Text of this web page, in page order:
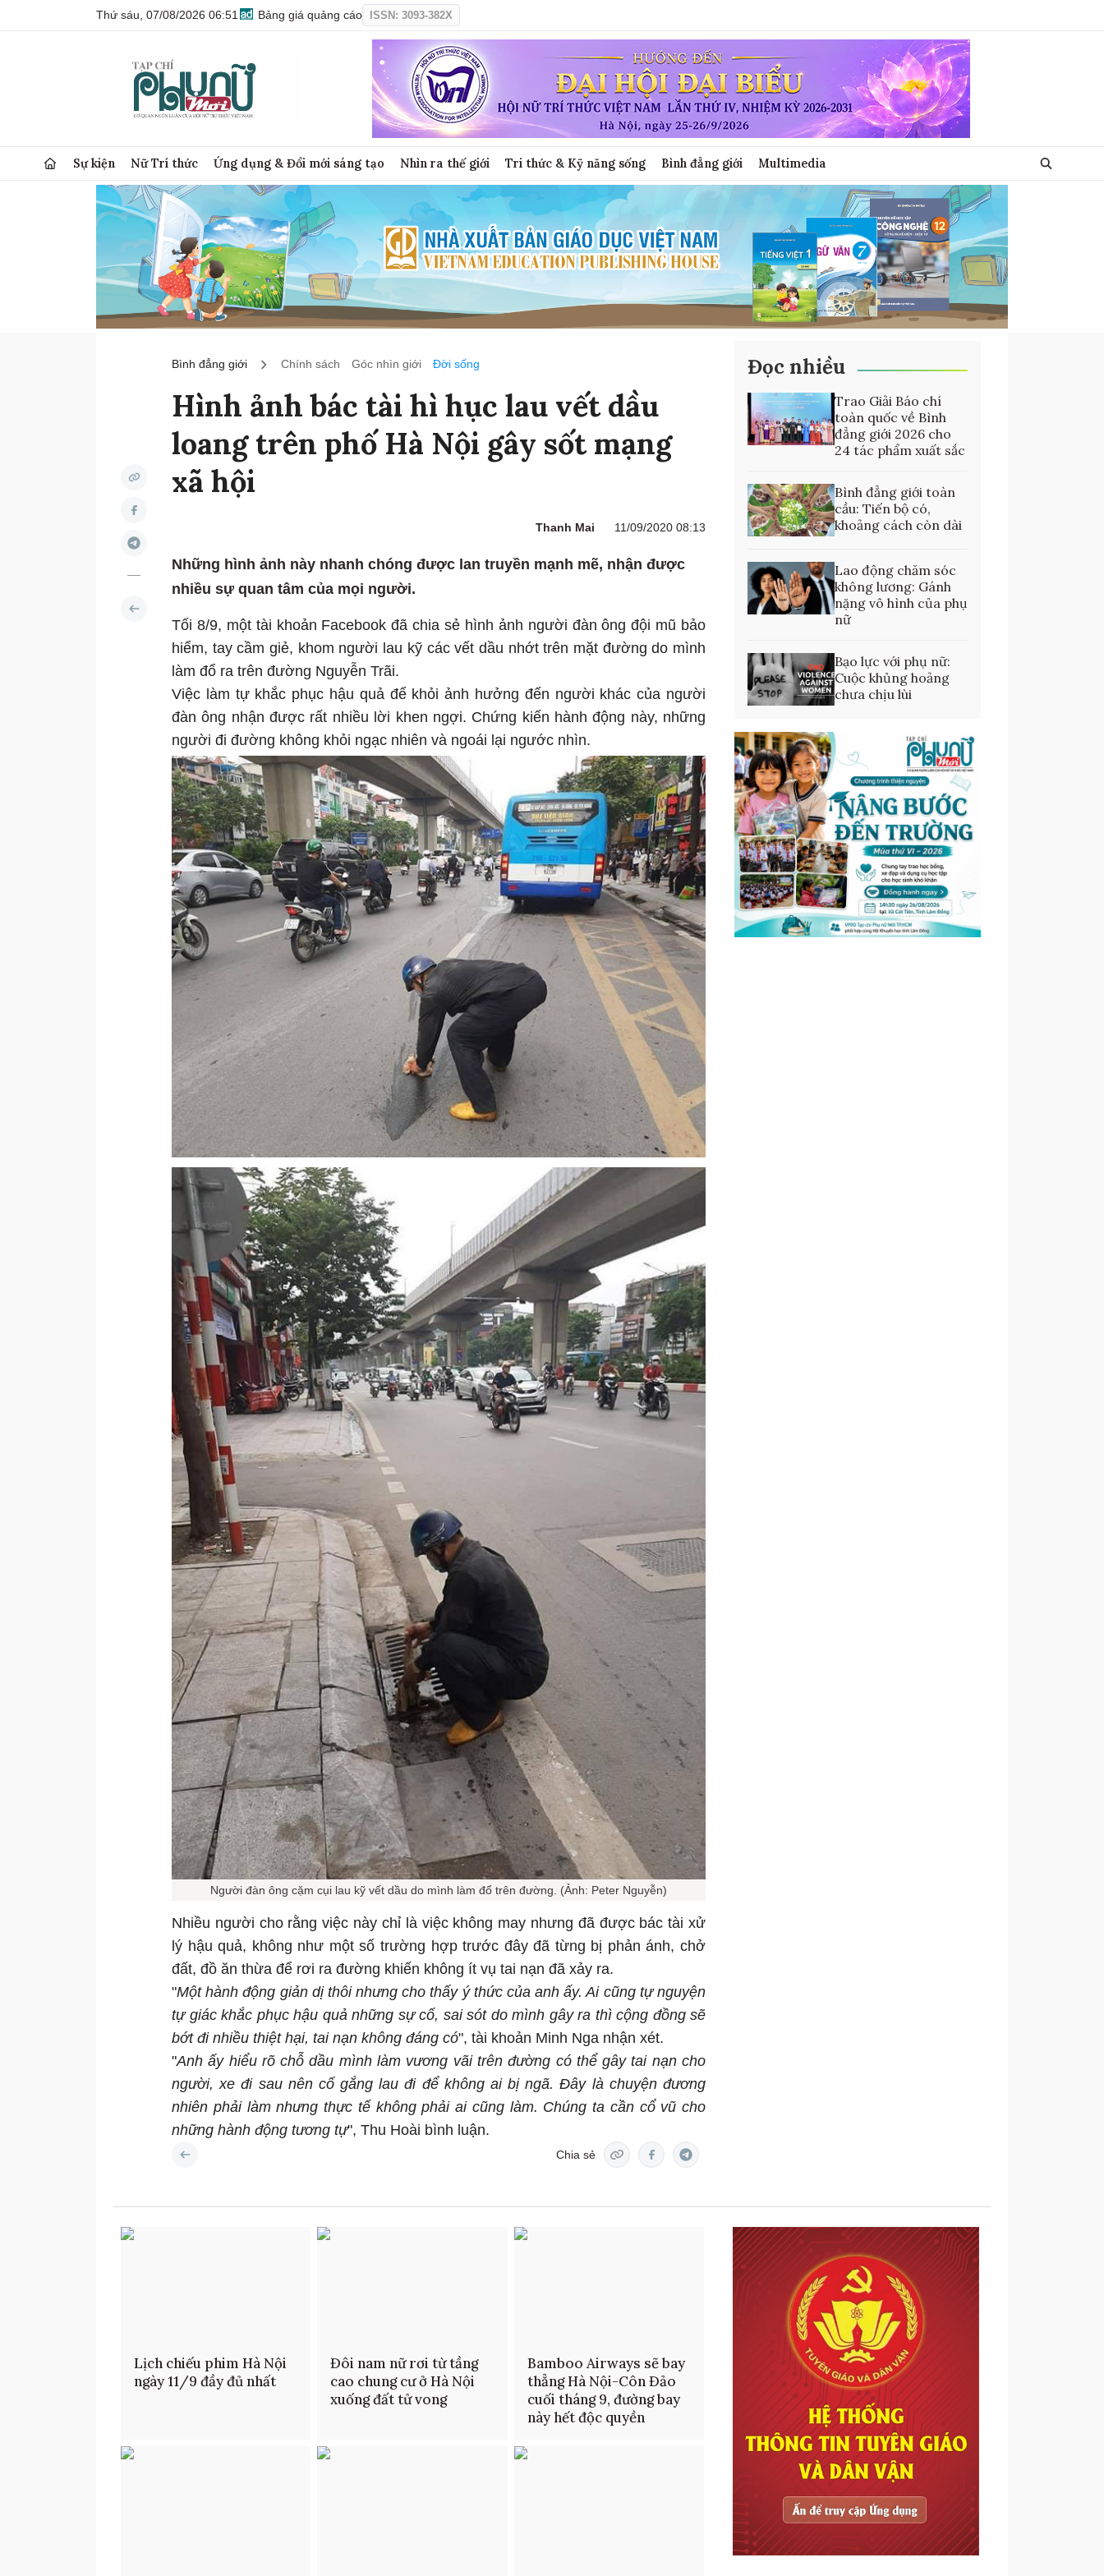
Thứ sáu, 07/08/2026 06:51 Bảng giá quảng cáo ISSN: 3093-382X
Sự kiện Nữ Trí thức Ứng dụng & Đổi mới sáng tạo Nhìn ra thế giới Tri thức & Kỹ năng sống Bình đẳng giới Multimedia
Bình đẳng giới Chính sách Góc nhìn giới Đời sống
Hình ảnh bác tài hì hục lau vết dầu
loang trên phố Hà Nội gây sốt mạng
xã hội
Thanh Mai 11/09/2020 08:13
Những hình ảnh này nhanh chóng được lan truyền mạnh mẽ, nhận được
nhiều sự quan tâm của mọi người.
Tối 8/9, một tài khoản Facebook đã chia sẻ hình ảnh người đàn ông đội mũ bảo
hiểm, tay cầm giẻ, khom người lau kỹ các vết dầu nhớt trên mặt đường do mình
làm đổ ra trên đường Nguyễn Trãi.
Việc làm tự khắc phục hậu quả để khỏi ảnh hưởng đến người khác của người
đàn ông nhận được rất nhiều lời khen ngợi. Chứng kiến hành động này, những
người đi đường không khỏi ngạc nhiên và ngoái lại ngước nhìn.
Người đàn ông cặm cụi lau kỹ vết dầu do mình làm đổ trên đường. (Ảnh: Peter Nguyễn)
Nhiều người cho rằng việc này chỉ là việc không may nhưng đã được bác tài xử
lý hậu quả, không như một số trường hợp trước đây đã từng bị phản ánh, chở
đất, đồ ăn thừa để rơi ra đường khiến không ít vụ tai nạn đã xảy ra.
"Một hành động giản dị thôi nhưng cho thấy ý thức của anh ấy. Ai cũng tự nguyện
tự giác khắc phục hậu quả những sự cố, sai sót do mình gây ra thì cộng đồng sẽ
bớt đi nhiều thiệt hại, tai nạn không đáng có", tài khoản Minh Nga nhận xét.
"Anh ấy hiểu rõ chỗ dầu mình làm vương vãi trên đường có thể gây tai nạn cho
người, xe đi sau nên cố gắng lau đi để không ai bị ngã. Đây là chuyện đương
nhiên phải làm nhưng thực tế không phải ai cũng làm. Chúng ta cần cổ vũ cho
những hành động tương tự", Thu Hoài bình luận.
Chia sẻ
Đọc nhiều
Trao Giải Báo chí
toàn quốc về Bình
đẳng giới 2026 cho
24 tác phẩm xuất sắc
Bình đẳng giới toàn
cầu: Tiến bộ có,
khoảng cách còn dài
Lao động chăm sóc
không lương: Gánh
nặng vô hình của phụ
nữ
Bạo lực với phụ nữ:
Cuộc khủng hoảng
chưa chịu lùi
Lịch chiếu phim Hà Nội
ngày 11/9 đầy đủ nhất
Đôi nam nữ rơi từ tầng
cao chung cư ở Hà Nội
xuống đất tử vong
Bamboo Airways sẽ bay
thẳng Hà Nội-Côn Đảo
cuối tháng 9, đường bay
này hết độc quyền